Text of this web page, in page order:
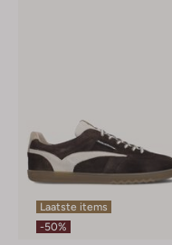
Laatste items
-50%